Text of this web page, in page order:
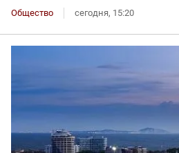
Общество сегодня, 15:20